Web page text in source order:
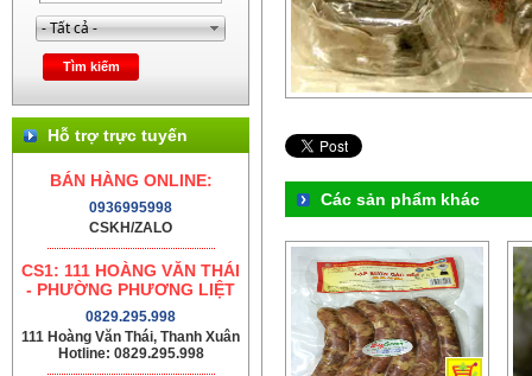
Hỗ trợ trực tuyến
BÁN HÀNG ONLINE:
0936995998
CSKH/ZALO
CS1: 111 HOÀNG VĂN THÁI
- PHƯỜNG PHƯƠNG LIỆT
0829.295.998
111 Hoàng Văn Thái, Thanh Xuân
Hotline: 0829.295.998
Các sản phẩm khác